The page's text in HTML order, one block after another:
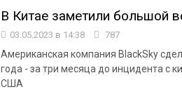
В Китае заметили большой
03.05.2023 в 14:38 787
Американская компания BlackSky
года - за три месяца до инцидента с
США